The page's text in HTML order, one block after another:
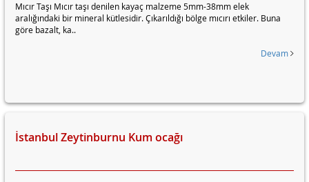
Mıcır Taşı Mıcır taşı denilen kayaç malzeme 5mm-38mm elek
aralığındaki bir mineral kütlesidir. Çıkarıldığı bölge mıcırı etkiler. Buna
göre bazalt, ka..
Devam
İstanbul Zeytinburnu Kum ocağı